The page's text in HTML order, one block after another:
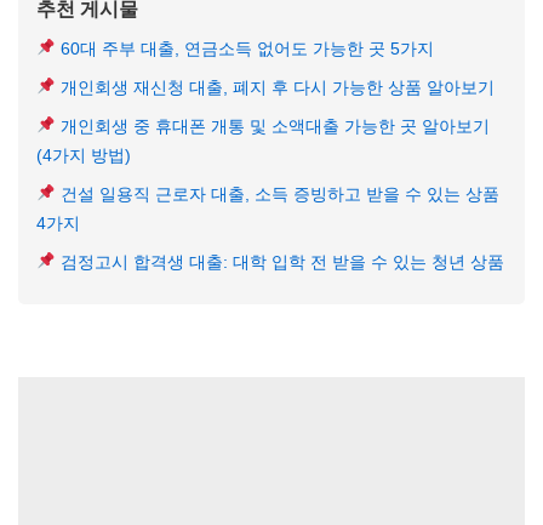
추천 게시물
60대 주부 대출, 연금소득 없어도 가능한 곳 5가지
개인회생 재신청 대출, 폐지 후 다시 가능한 상품 알아보기
개인회생 중 휴대폰 개통 및 소액대출 가능한 곳 알아보기
(4가지 방법)
건설 일용직 근로자 대출, 소득 증빙하고 받을 수 있는 상품
4가지
검정고시 합격생 대출: 대학 입학 전 받을 수 있는 청년 상품